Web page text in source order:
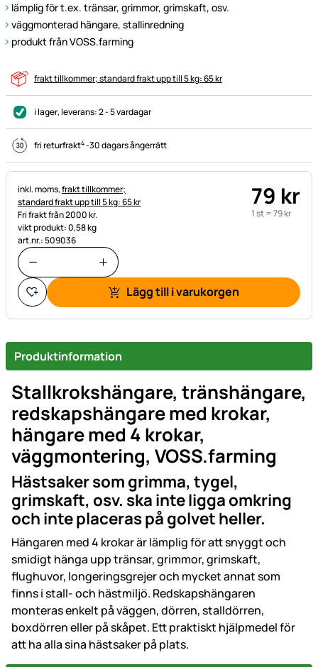
lämplig för t.ex. tränsar, grimmor, grimskaft, osv.
väggmonterad hängare, stallinredning
produkt från VOSS.farming
frakt tillkommer; standard frakt upp till 5 kg: 65 kr
i lager, leverans:2 - 5 vardagar
fri returfrakt4-30 dagars ångerrätt
Skatteinformation:
inkl. moms,frakt tillkommer;
standard frakt upp till 5 kg: 65 kr
Fri frakt från 2000 kr.
vikt produkt: 0,58 kg
art.nr.: 509036
79 kr
1 st =79kr
Lägg till i varukorgen
Produktinformation
Stallkrokshängare, tränshängare,
redskapshängare med krokar,
hängare med 4 krokar,
väggmontering, VOSS.farming
Hästsaker som grimma, tygel,
grimskaft, osv. ska inte ligga omkring
och inte placeras på golvet heller.
Hängaren med 4 krokar är lämplig för att snyggt och
smidigt hänga upp tränsar, grimmor, grimskaft,
flughuvor, longeringsgrejer och mycket annat som
finns i stall- och hästmiljö. Redskapshängaren
monteras enkelt på väggen, dörren, stalldörren,
boxdörren eller på skåpet. Ett praktiskt hjälpmedel för
att ha alla sina hästsaker på plats.